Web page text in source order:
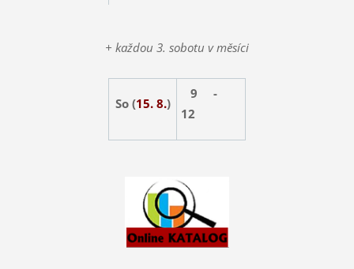
+ každou 3. sobotu v měsíci
So (15. 8.)
9 -
12